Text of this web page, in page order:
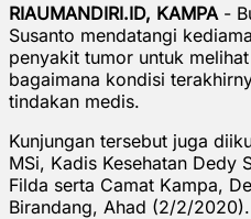
RIAUMANDIRI.ID, KAMPA -
Susanto mendatangi
penyakit tumor untuk
bagaimana kondisi
tindakan medis.
Kunjungan tersebut juga
MSi, Kadis Kesehatan Dedy
Filda serta Camat Kampa,
Birandang, Ahad (2/2/2020).